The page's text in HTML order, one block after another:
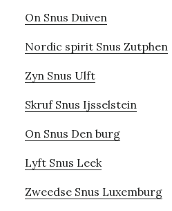
On Snus Duiven
Nordic spirit Snus Zutphen
Zyn Snus Ulft
Skruf Snus Ijsselstein
On Snus Den burg
Lyft Snus Leek
Zweedse Snus Luxemburg